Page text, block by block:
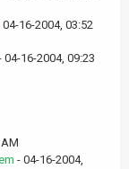
04-16-2004, 03:52
04-16-2004, 09:23
- 04-16-2004,